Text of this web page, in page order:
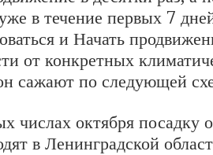
в течение первых 7
и Начать
от конкретных
сажают по следующей
числах октября посадку
в Ленинградской